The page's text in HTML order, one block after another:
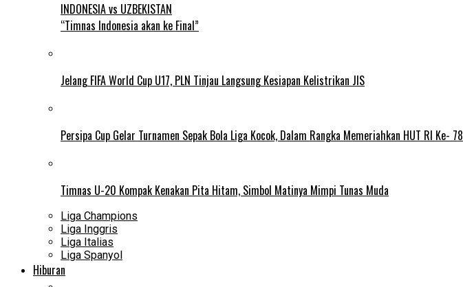
INDONESIA vs UZBEKISTAN
“Timnas Indonesia akan ke Final”
Jelang FIFA World Cup U17, PLN Tinjau Langsung Kesiapan Kelistrikan JIS
Persipa Cup Gelar Turnamen Sepak Bola Liga Kocok, Dalam Rangka Memeriahkan HUT RI Ke- 78
Timnas U-20 Kompak Kenakan Pita Hitam, Simbol Matinya Mimpi Tunas Muda
Liga Champions
Liga Inggris
Liga Italias
Liga Spanyol
Hiburan